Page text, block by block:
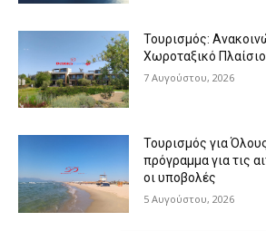
Τουρισμός:
Χωροταξικό
7 Αυγούστου, 2026
Τουρισμός για
πρόγραμμα για τις
οι υποβολές
5 Αυγούστου, 2026